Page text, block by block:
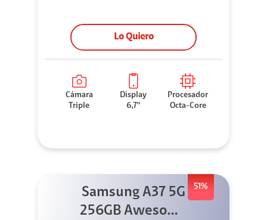
Lo Quiero
Cámara
Triple
Display
6,7"
Procesador
Octa-Core
51%
Samsung A37 5G
256GB Awesome